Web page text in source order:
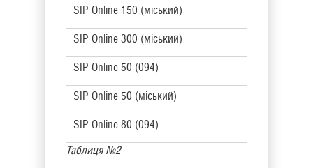
SIP Online 150 (міський)
SIP Online 300 (міський)
SIP Online 50 (094)
SIP Online 50 (міський)
SIP Online 80 (094)
Таблиця №2